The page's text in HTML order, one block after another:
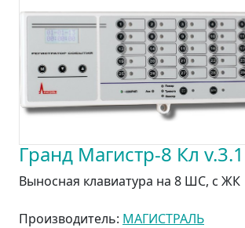
Гранд Магистр-8 Кл v.3.1
Выносная клавиатура на 8 ШС, с ЖК
Производитель: МАГИСТРАЛЬ